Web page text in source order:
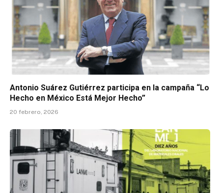
Antonio Suárez Gutiérrez participa en la campaña “Lo
Hecho en México Está Mejor Hecho”
20 febrero, 2026